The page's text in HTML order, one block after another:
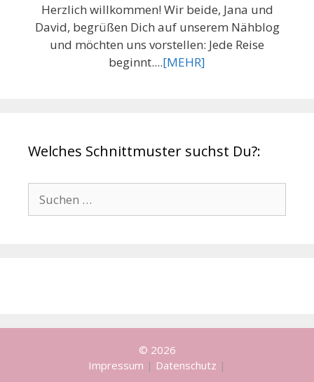
Herzlich willkommen! Wir beide, Jana und
David, begrüßen Dich auf unserem Nähblog
und möchten uns vorstellen: Jede Reise
beginnt....[MEHR]
Welches Schnittmuster suchst Du?:
nach:
© 2026
Impressum | Datenschutz |